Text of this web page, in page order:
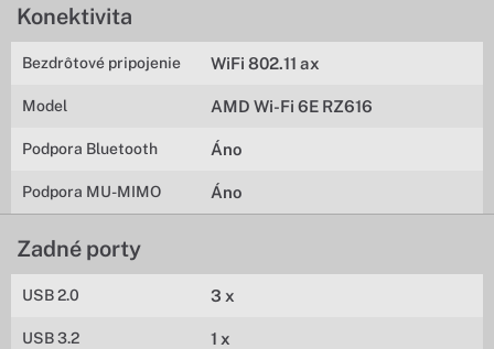
Konektivita
Bezdrôtové pripojenie WiFi 802.11 ax
Model AMD Wi-Fi 6E RZ616
Podpora Bluetooth Áno
Podpora MU-MIMO Áno
Zadné porty
USB 2.0 3 x
USB 3.2 1 x